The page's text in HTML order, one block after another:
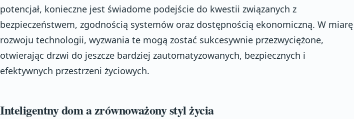
potencjał, konieczne jest świadome podejście do kwestii związanych z
bezpieczeństwem, zgodnością systemów oraz dostępnością ekonomiczną. W miarę
rozwoju technologii, wyzwania te mogą zostać sukcesywnie przezwyciężone,
otwierając drzwi do jeszcze bardziej zautomatyzowanych, bezpiecznych i
efektywnych przestrzeni życiowych.
Inteligentny dom a zrównoważony styl życia